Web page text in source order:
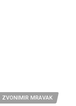
ZVONIMIR MRAVAK